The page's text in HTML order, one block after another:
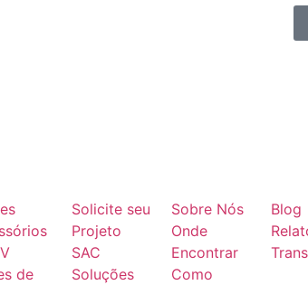
de
Solicite seu
Projeto
SAC
Soluções
Sobre Nós
Onde
Encontrar
Como
Blog